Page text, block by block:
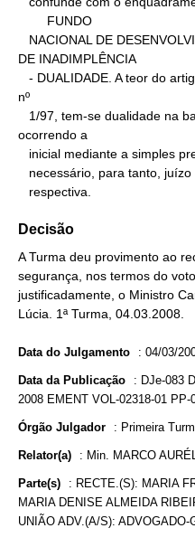
DE INADIMPLÊNCIA
nº
ocorrendo a
   respectiva.
Decisão
A Turma deu provimento ao
segurança, nos termos do
justificadamente, o Ministro
Lúcia. 1ª Turma, 04.03.2008.
Data do Julgamento : 04/03/
Data da Publicação : DJe-083
2008 EMENT VOL-02318-01 PP-
Órgão Julgador : Primeira
Relator(a) : Min. MARCO
Parte(s) : RECTE.(S): MARIA
MARIA DENISE ALMEIDA
UNIÃO ADV.(A/S): ADVOGADO-